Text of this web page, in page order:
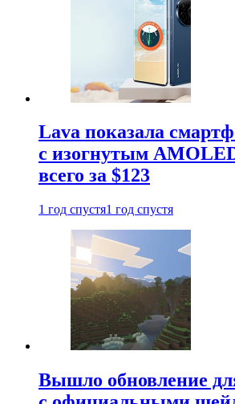
Lava показала
с изогнутым
всего за $123
1 год спустя1 год спустя
Вышло обновление